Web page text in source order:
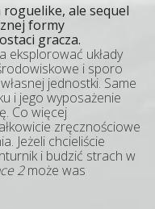
roguelike, ale sequel
formy
gracza.
eksplorować układy
i sporo
jednostki. Same
i jego wyposażenie
Co więcej
zręcznościowe
Jeżeli chcieliście
i budzić strach w
2może was